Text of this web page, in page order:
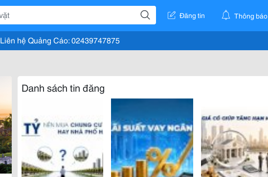
Đăng tin Thông báo
Liên hệ Quảng Cáo: 02439747875
Danh sách tin đăng